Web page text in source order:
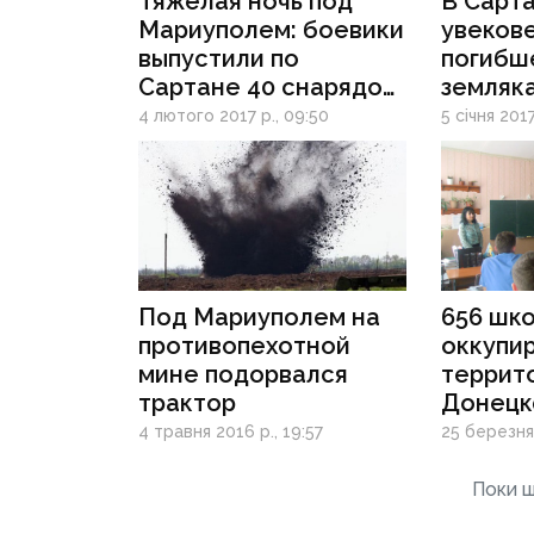
Мариуполем: боевики
выпустили по
Сартане 40 снарядов
"Град"
4 лютого 2017 р., 09:50
Сергея
5 січня
Под Мариуполем на
противопехотной
мине подорвался
трактор
4 травня 2016 р., 19:57
656
542
25
Поки